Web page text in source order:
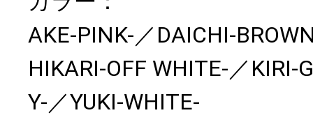
AKE-PINK-／DAICHI-
HIKARI-OFF WHITE-／KIRI-
Y-／YUKI-WHITE-